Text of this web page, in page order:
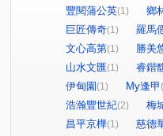
豐閱蒲公英(1) 鄉
巨匠傳奇(1) 羅馬
文心高第(1) 勝美
山水文匯(1) 睿鍇
伊甸園 (1) My逢甲
浩瀚豐世紀(2) 梅
昌平京樺(1) 慈德